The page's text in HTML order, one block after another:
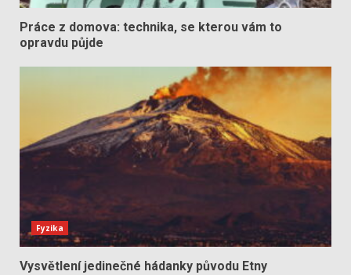
Práce z domova: technika, se kterou vám to
opravdu půjde
Fyzika
Vysvětlení jedinečné hádanky původu Etny